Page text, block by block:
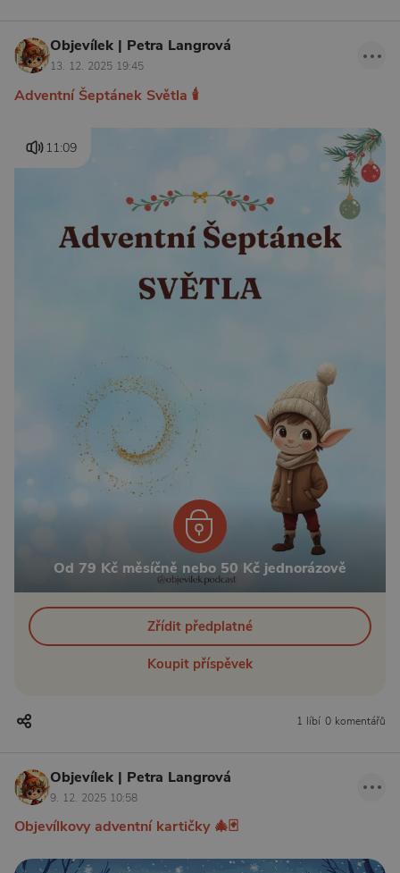
Objevílek | Petra Langrová
13. 12. 2025 19:45
Adventní Šeptánek Světla 🕯
11:09
Od 79 Kč měsíčně nebo 50 Kč jednorázově
Zřídit předplatné
Koupit příspěvek
1 líbí 0 komentářů
Objevílek | Petra Langrová
9. 12. 2025 10:58
Objevílkovy adventní kartičky 🎄🃏